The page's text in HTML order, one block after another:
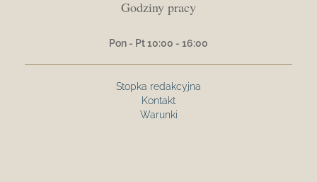
Godziny pracy
Pon - Pt 10:00 - 16:00
Stopka redakcyjna
Kontakt
Warunki